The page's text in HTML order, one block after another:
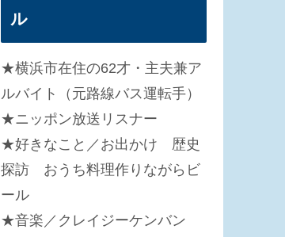
ル
★横浜市在住の62才・主夫兼ア
ルバイト（元路線バス運転手）
★ニッポン放送リスナー
★好きなこと／お出かけ 歴史
探訪 おうち料理作りながらビ
ール
★音楽／クレイジーケンバン